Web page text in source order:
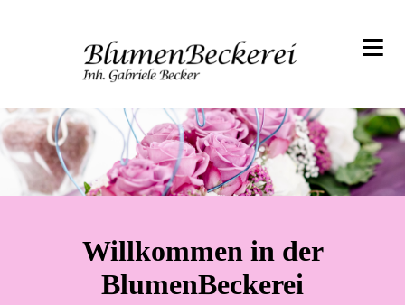
≡
Willkommen in der
BlumenBeckerei